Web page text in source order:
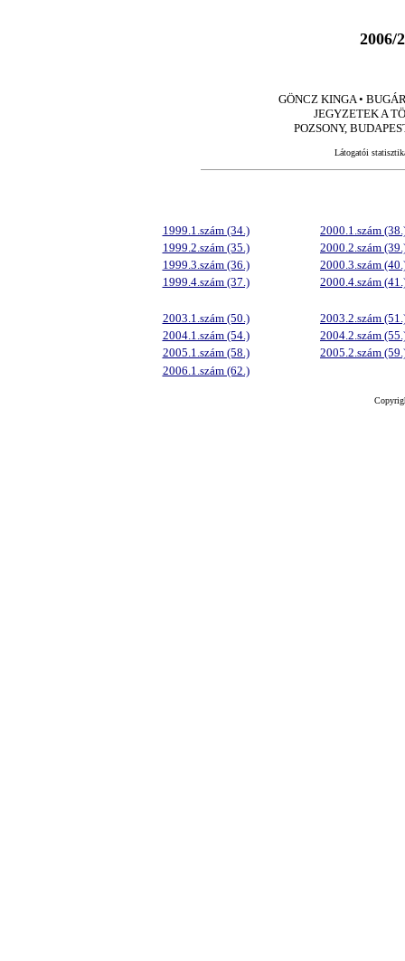
2006/
GÖNCZ KINGA •
JEGYZETEK A
POZSONY,
Látogatói
1999.1.szám (34.)
2000.1.szám
1999.2.szám (35.)
2000.2.szám
1999.3.szám (36.)
2000.3.szám
1999.4.szám (37.)
2000.4.szám
2003.1.szám (50.)
2003.2.szám
2004.1.szám (54.)
2004.2.szám
2005.1.szám (58.)
2005.2.szám
2006.1.szám (62.)